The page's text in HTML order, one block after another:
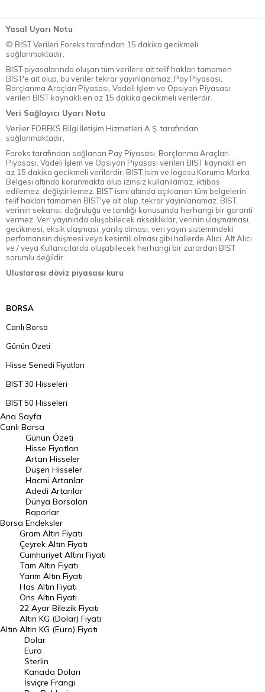
Yasal Uyarı Notu
© BİST Verileri Foreks tarafından 15 dakika gecikmeli
sağlanmaktadır.
BIST piyasalarında oluşan tüm verilere ait telif hakları tamamen
BIST'e ait olup, bu veriler tekrar yayınlanamaz. Pay Piyasası,
Borçlanma Araçları Piyasası, Vadeli İşlem ve Opsiyon Piyasası
verileri BIST kaynaklı en az 15 dakika gecikmeli verilerdir.
Veri Sağlayıcı Uyarı Notu
Veriler FOREKS Bilgi İletişim Hizmetleri A.Ş. tarafından
sağlanmaktadır.
Foreks tarafından sağlanan Pay Piyasası, Borçlanma Araçları
Piyasası, Vadeli İşlem ve Opsiyon Piyasası verileri BIST kaynaklı en
az 15 dakika gecikmeli verilerdir. BIST isim ve logosu Koruma Marka
Belgesi altında korunmakta olup izinsiz kullanılamaz, iktibas
edilemez, değiştirilemez. BIST ismi altında açıklanan tüm belgelerin
telif hakları tamamen BIST'ye ait olup, tekrar yayınlanamaz. BIST,
verinin sekansı, doğruluğu ve tamlığı konusunda herhangi bir garanti
vermez. Veri yayınında oluşabilecek aksaklıklar, verinin ulaşmaması,
gecikmesi, eksik ulaşması, yanlış olması, veri yayın sistemindeki
perfomansın düşmesi veya kesintili olması gibi hallerde Alıcı, Alt Alıcı
ve / veya Kullanıcılarda oluşabilecek herhangi bir zarardan BIST
sorumlu değildir.
Uluslarası döviz piyasası kuru
BORSA
Canlı Borsa
Günün Özeti
Hisse Senedi Fiyatları
BIST 30 Hisseleri
BIST 50 Hisseleri
BIST 100 Hisseleri
En Çok Artan Hisseler
En Çok Düşen Hisseler
Hacmi Artanlar
Geçmiş Kapanışlar
Dünya Borsaları
Raporlar
Endeksler
DÖVİZ
Döviz Kuru
Dolar Kuru
Euro Kuru
Pound Kuru
Frank Kuru
Ana Sayfa
Canlı Borsa
Borsa
Günün Özeti
Hisse Fiyatları
Artan Hisseler
Düşen Hisseler
Hacmi Artanlar
Adedi Artanlar
Dünya Borsaları
Raporlar
Endeksler
Altın
Gram Altın Fiyatı
Çeyrek Altın Fiyatı
Cumhuriyet Altını Fiyatı
Tam Altın Fiyatı
Yarım Altın Fiyatı
Has Altın Fiyatı
Ons Altın Fiyatı
22 Ayar Bilezik Fiyatı
Altın KG (Dolar) Fiyatı
Altın KG (Euro) Fiyatı
Dolar
Euro
Sterlin
Kanada Doları
İsviçre Frangı